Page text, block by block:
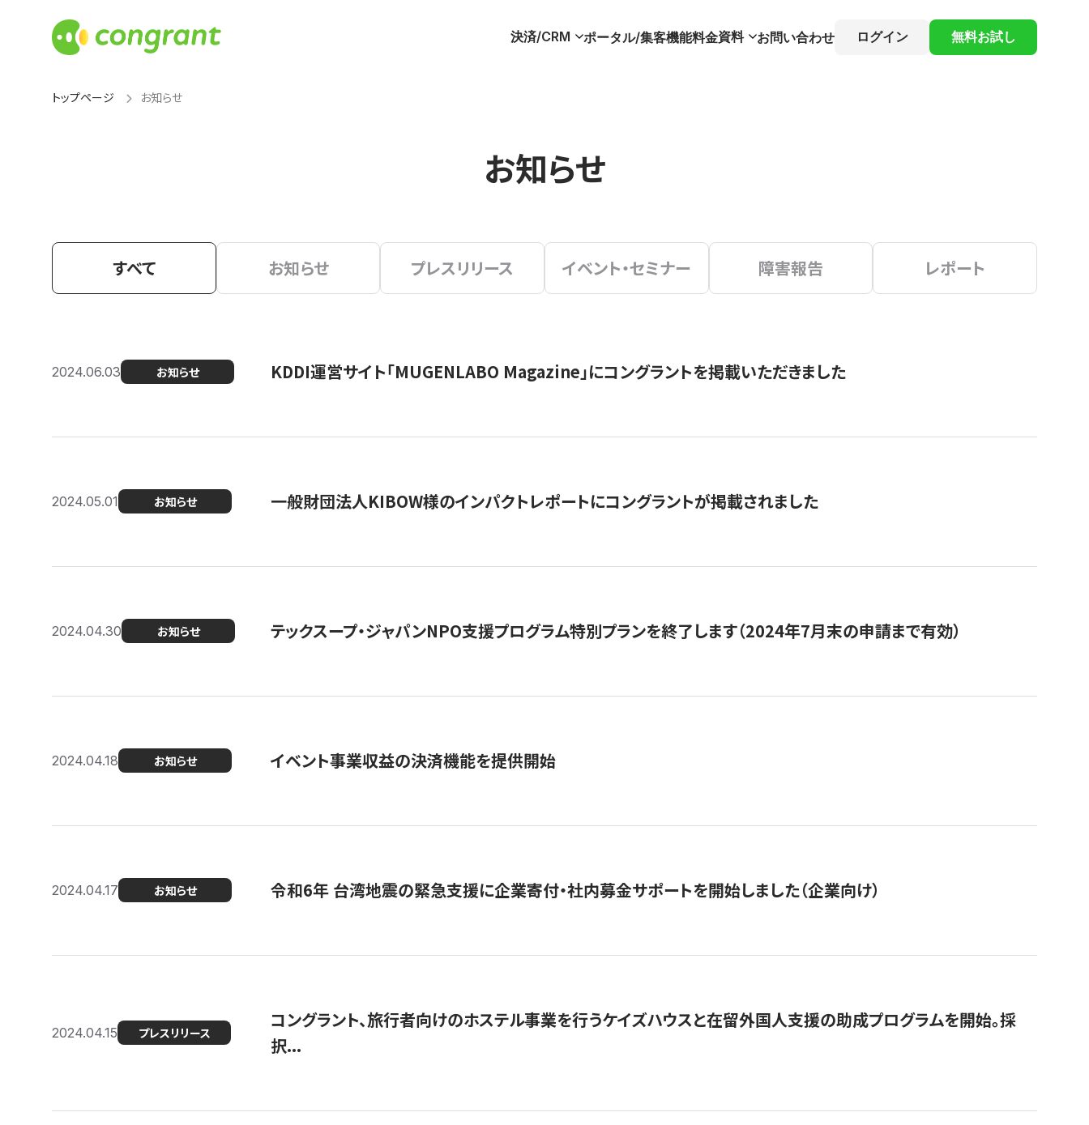
決済/CRM ポータル/集客機能料金資料 お問い合わせ ログイン 無料お試し
トップページ お知らせ
お知らせ
すべて お知らせ プレスリリース イベント・セミナー 障害報告 レポート
2024.06.03 お知らせ KDDI運営サイト「MUGENLABO Magazine」にコングラントを掲載いただきました
2024.05.01 お知らせ 一般財団法人KIBOW様のインパクトレポートにコングラントが掲載されました
2024.04.30 お知らせ テックスープ・ジャパンNPO支援プログラム特別プランを終了します（2024年7月末の申請まで有効）
2024.04.18 お知らせ イベント事業収益の決済機能を提供開始
2024.04.17 お知らせ 令和6年 台湾地震の緊急支援に企業寄付・社内募金サポートを開始しました（企業向け）
2024.04.15 プレスリリース
コングラント、旅行者向けのホステル事業を行うケイズハウスと在留外国人支援の助成プログラムを開始。採
択...